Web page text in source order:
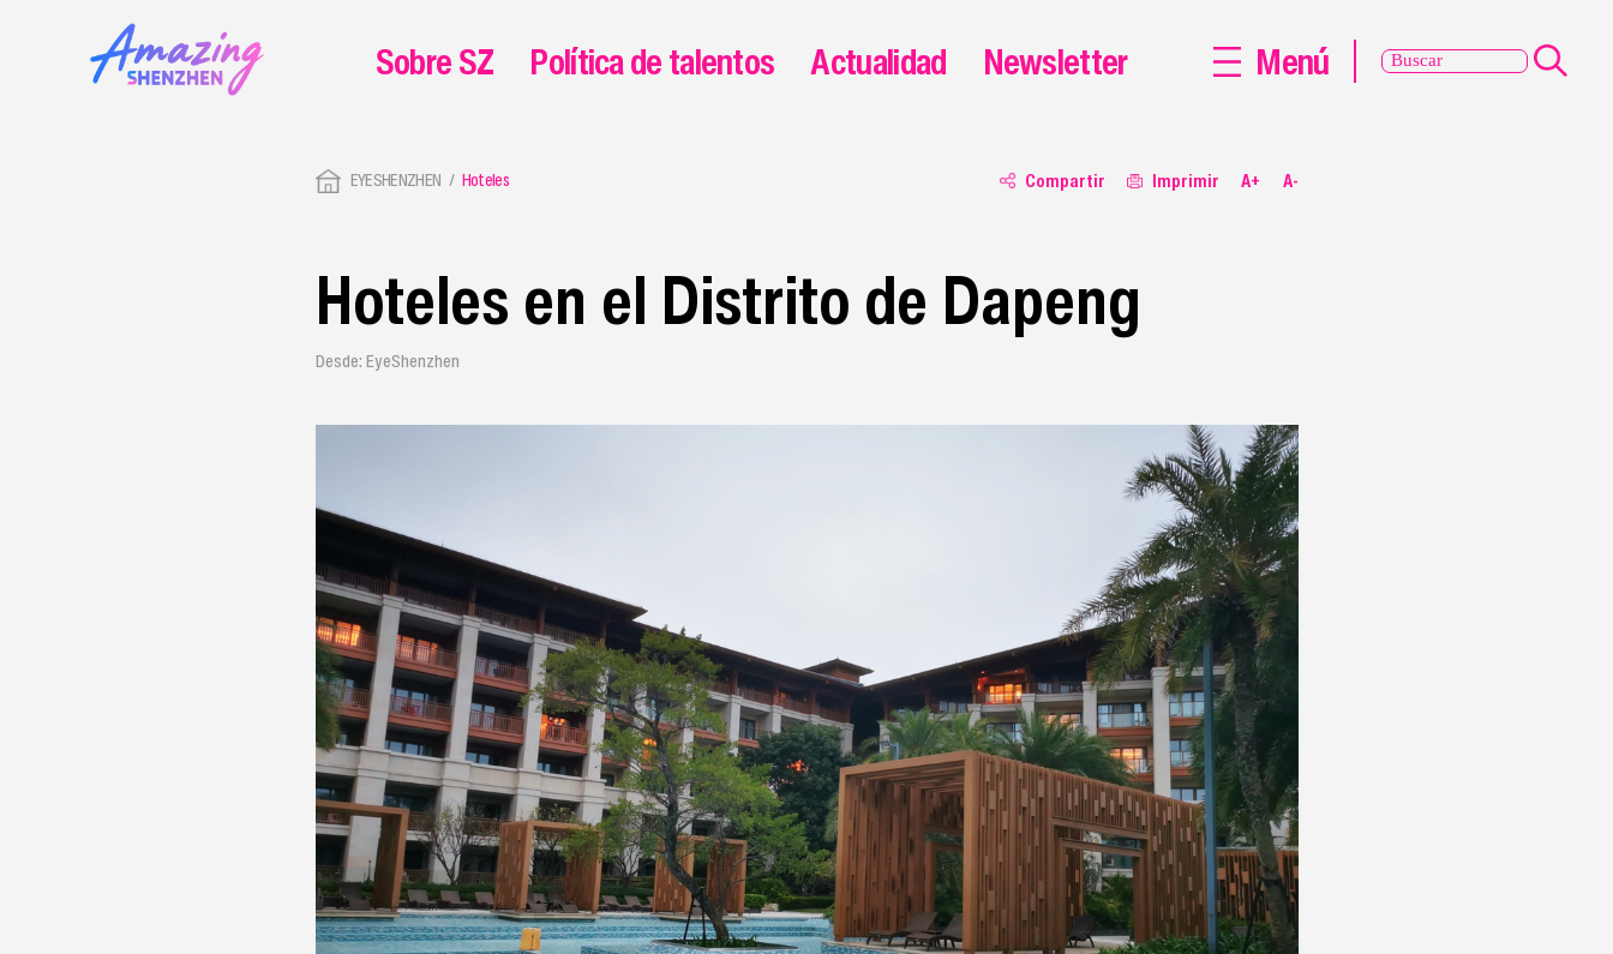
EYESHENZHEN Hoteles Compartir Imprimir A+ A-
Hoteles en el Distrito de Dapeng
Desde: EyeShenzhen
Sobre SZ Política de talentos Actualidad Newsletter Menú